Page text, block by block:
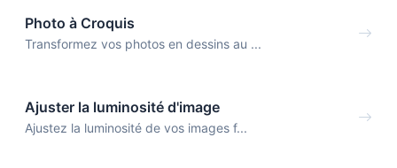
Photo à Croquis
Transformez vos photos en dessins au ...
Ajuster la luminosité d'image
Ajustez la luminosité de vos images f...